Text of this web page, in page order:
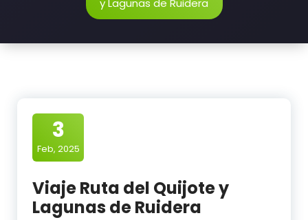
y Lagunas de Ruidera
3
Feb, 2025
Viaje Ruta del Quijote y
Lagunas de Ruidera